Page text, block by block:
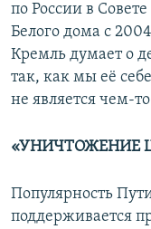
по России в
Белого дома с
Кремль думает о
так, как мы её
не является чем-
«УНИЧТОЖЕНИЕ
Популярность
поддерживается